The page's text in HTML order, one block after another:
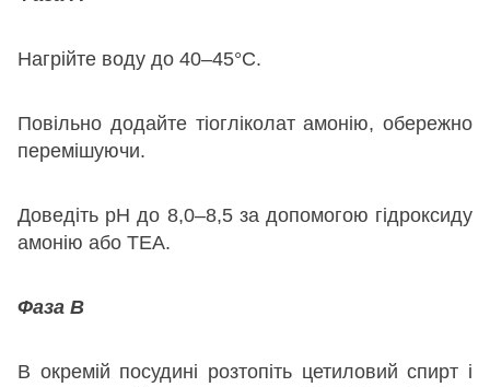
Нагрійте воду до 40–45°C.
Повільно додайте тіогліколат амонію, обережно
перемішуючи.
Доведіть pH до 8,0–8,5 за допомогою гідроксиду
амонію або ТЕА.
Фаза B
В окремій посудині розтопіть цетиловий спирт і